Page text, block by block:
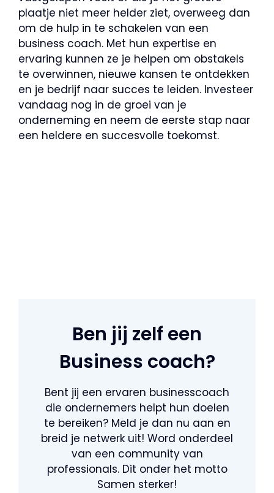
plaatje niet meer helder ziet, overweeg dan
om de hulp in te schakelen van een
business coach. Met hun expertise en
ervaring kunnen ze je helpen om obstakels
te overwinnen, nieuwe kansen te ontdekken
en je bedrijf naar succes te leiden. Investeer
vandaag nog in de groei van je
onderneming en neem de eerste stap naar
een heldere en succesvolle toekomst.
Ben jij zelf een
Business coach?
Bent jij een ervaren businesscoach
die ondernemers helpt hun doelen
te bereiken? Meld je dan nu aan en
breid je netwerk uit! Word onderdeel
van een community van
professionals. Dit onder het motto
Samen sterker!